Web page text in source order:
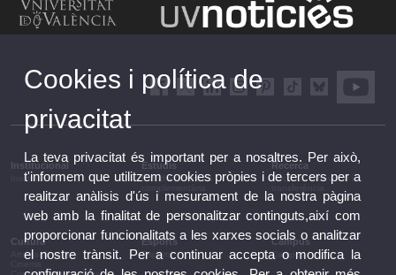
Institucional
Institucional
Estudis
Estudis i formació
Recerca
Recerca, innovació i
Cultura
Arts escèniques
Esports
Esports
Campus
Campus
Cookies i política de
privacitat
La teva privacitat és important per a nosaltres. Per això,
t'informem que utilitzem cookies pròpies i de tercers per a
realitzar anàlisis d'ús i mesurament de la nostra pàgina
web amb la finalitat de personalitzar continguts,així com
proporcionar funcionalitats a les xarxes socials o analitzar
el nostre trànsit. Per a continuar accepta o modifica la